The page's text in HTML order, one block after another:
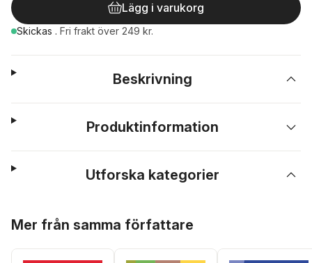
Lägg i varukorg
Skickas . Fri frakt över 249 kr.
Beskrivning
Produktinformation
Utforska kategorier
Mer från samma författare